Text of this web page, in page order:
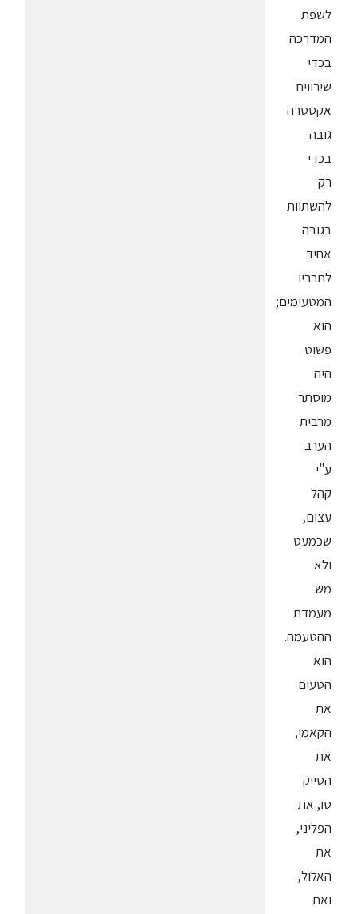
לשפת
המדרכה
בכדי
שירוויח
אקסטרה
גובה
בכדי
רק
להשתוות
בגובה
אחיד
לחבריו
המטעימים;
הוא
פשוט
היה
מוסתר
מרבית
הערב
ע"י
קהל
עצום,
שכמעט
ולא
מש
מעמדת
ההטעמה.
הוא
הטעים
את
הקאמי,
את
הטייק
טו, את
הפליני,
את
האלול,
ואת